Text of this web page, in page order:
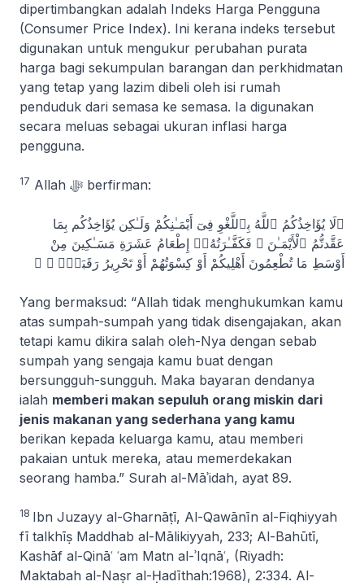
dipertimbangkan adalah Indeks Harga Pengguna
(Consumer Price Index). Ini kerana indeks tersebut
digunakan untuk mengukur perubahan purata
harga bagi sekumpulan barangan dan perkhidmatan
yang tetap yang lazim dibeli oleh isi rumah
penduduk dari semasa ke semasa. Ia digunakan
secara meluas sebagai ukuran inflasi harga
pengguna.
17 Allah ﷻ berfirman:
﴿لَا يُؤَاخِذُكُمُ ٱللَّهُ بِٱللَّغْوِ فِىٓ أَيْمَـٰنِكُمْ وَلَـٰكِن يُؤَاخِذُكُم بِمَا
عَقَّدتُّمُ ٱلْأَيْمَـٰنَ ۖ فَكَفَّـٰرَتُهُۥٓ إِطْعَامُ عَشَرَةِ مَسَـٰكِينَ مِنْ
أَوْسَطِ مَا تُطْعِمُونَ أَهْلِيكُمْ أَوْ كِسْوَتُهُمْ أَوْ تَحْرِيرُ رَقَبَةٍۢ ۖ ﴾
Yang bermaksud: “Allah tidak menghukumkan kamu
atas sumpah-sumpah yang tidak disengajakan, akan
tetapi kamu dikira salah oleh-Nya dengan sebab
sumpah yang sengaja kamu buat dengan
bersungguh-sungguh. Maka bayaran dendanya
ialah memberi makan sepuluh orang miskin dari
jenis makanan yang sederhana yang kamu
berikan kepada keluarga kamu, atau memberi
pakaian untuk mereka, atau memerdekakan
seorang hamba.” Surah al-Māʾidah, ayat 89.
18 Ibn Juzayy al-Gharnāṭī, Al-Qawānīn al-Fiqhiyyah
fī talkhīṣ Maddhab al-Mālikiyyah, 233; Al-Bahūtī,
Kashāf al-Qināʿ ʿam Matn al-ʾIqnāʿ, (Riyadh:
Maktabah al-Naṣr al-Ḥadīthah:1968), 2:334. Al-